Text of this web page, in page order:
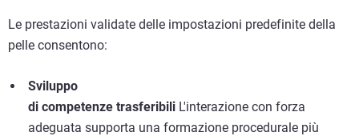
Le prestazioni validate delle impostazioni predefinite della
pelle consentono:
Sviluppo
di competenze trasferibili L'interazione con forza
adeguata supporta una formazione procedurale più